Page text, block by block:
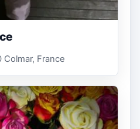
Colmar, France